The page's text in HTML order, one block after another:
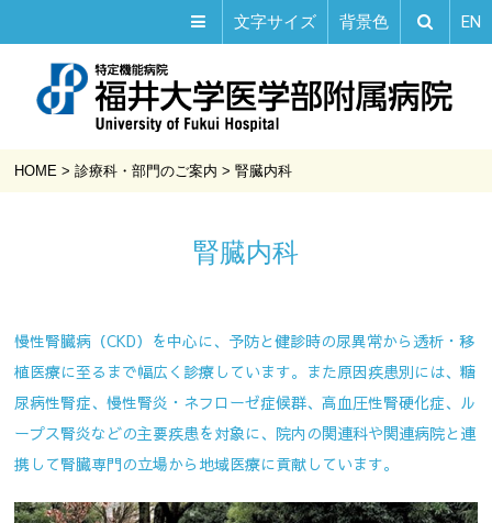
文字サイズ 背景色 EN
HOME >診療科・部門のご案内 >腎臓内科
腎臓内科
慢性腎臓病（CKD）を中心に、予防と健診時の尿異常から透析・移
植医療に至るまで幅広く診療しています。また原因疾患別には、糖
尿病性腎症、慢性腎炎・ネフローゼ症候群、高血圧性腎硬化症、ル
ープス腎炎などの主要疾患を対象に、院内の関連科や関連病院と連
携して腎臓専門の立場から地域医療に貢献しています。